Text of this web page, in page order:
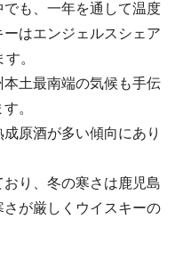
も、一年を通して温度
はエンジェルスシェア
。
土最南端の気候も手伝
。
原酒が多い傾向にあり
り、冬の寒さは鹿児島
が厳しくウイスキーの